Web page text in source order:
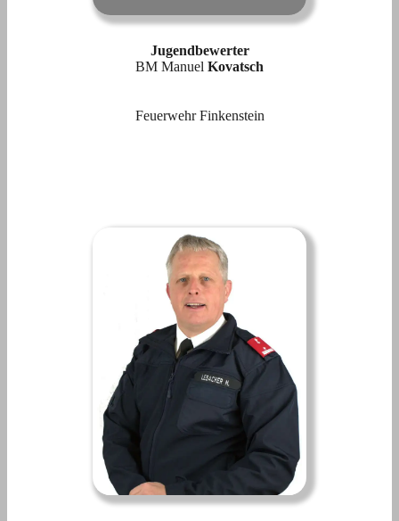
Jugendbewerter
BM Manuel Kovatsch
Feuerwehr Finkenstein